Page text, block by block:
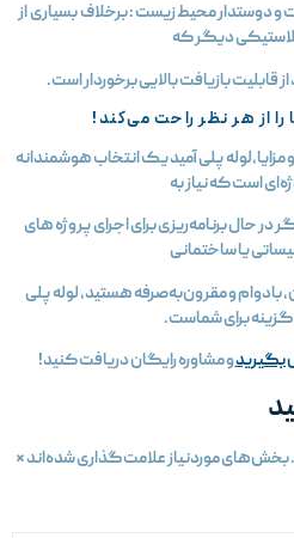
دوستدار محیط‌ زیست : برخلاف بسیاری از
دیگر که
قابلیت بازیافت بالایی برخوردار است.
از هر نظر راحت می‌کند!
پلی آمید یک انتخاب هوشمندانه
است که نیاز به
در حال برنامه‌ریزی برای اجرای پروژه‌ های
یا ساختمانی
و مقرون‌به‌صرفه هستید، لوله پلی
برای شماست.
و مشاوره رایگان دریافت کنید!
موردنیاز علامت‌گذاری شده‌اند*